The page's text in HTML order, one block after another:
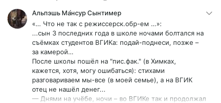
Альпэшь Ма́нсур Сынтимер
«… Что не так с режиссерск.обр-ем …»:
...сын 3 последних года в школе ночами болтался на
съёмках студентов ВГИКа: подай-поднеси, позже –
за камерой…
После школы пошёл на "пис.фак." (в Химках,
кажется, хотя, могу ошибаться): стихами
разговариваем мы-все (в моей семье), а на ВГИК
отец не нашёл денег...
— Днями на учёбе, ночи – во ВГИКе так и продолжал